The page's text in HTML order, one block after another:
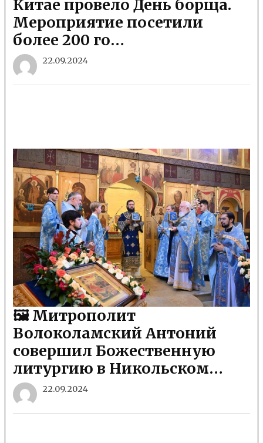
Китае провело День борща.
Мероприятие посетили
более 200 го…
22.09.2024
🖼 Митрополит
Волоколамский Антоний
совершил Божественную
литургию в Никольском…
22.09.2024